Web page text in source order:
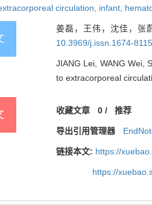
circulation, infant,
姜磊，王伟，沈佳，张
10.3969/j.issn.1674-
JIANG Lei, WANG Wei,
to extracorporeal
收藏文章 0/ 推荐
导出引用管理器
链接本文: https://
https://